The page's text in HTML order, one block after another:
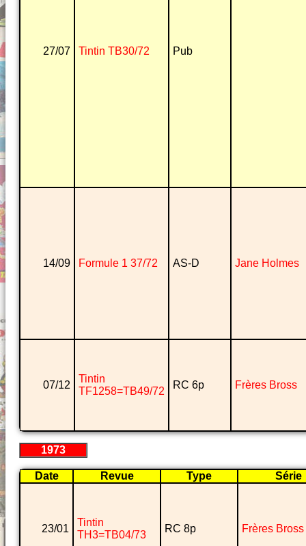
27/07 Tintin TB30/72 Pub
14/09 Formule 1 37/72 AS-D Jane Holmes
07/12
Tintin
TF1258=TB49/72
RC 6p Frères Bross
1973
Date Revue Type Série
23/01
Tintin
TH3=TB04/73
RC 8p Frères Bross